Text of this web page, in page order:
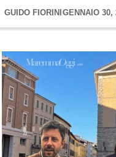
GUIDO FIORINI GENNAIO 30,